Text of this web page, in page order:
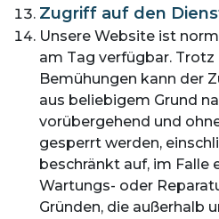
Zugriff auf den
Unsere Website ist
am Tag verfügbar. Trotz
Bemühungen kann der
aus beliebigem Grund
vorübergehend und
gesperrt werden,
beschränkt auf, im Falle
Wartungs- oder
Gründen, die außerhalb